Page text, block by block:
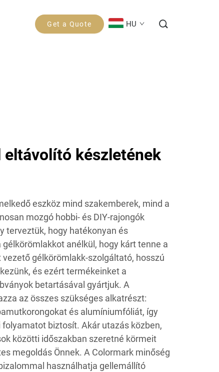
Get a Quote HU
eltávolító készletének
eszköz mind szakemberek, mind a
mozgó hobbi- és DIY-rajongók
terveztük, hogy hatékonyan és
anélkül, hogy kárt tenne a
gélkörömlakk-szolgáltató, hosszú
és ezért termékeinket a
betartásával gyártjuk. A
az összes szükséges alkatrészt:
és alumíniumfóliát, így
biztosít. Akár utazás közben,
közötti időszakban szeretné körmeit
megoldás Önnek. A Colormark minőség
használhatja gellemállító